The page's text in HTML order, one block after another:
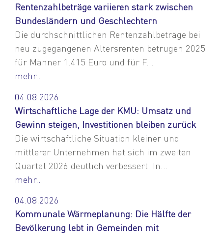
Rentenzahlbeträge variieren stark zwischen
Bundesländern und Geschlechtern
Die durchschnittlichen Rentenzahlbeträge bei
neu zugegangenen Altersrenten betrugen 2025
für Männer 1.415 Euro und für F...
mehr...
04.08.2026
Wirtschaftliche Lage der KMU: Umsatz und
Gewinn steigen, Investitionen bleiben zurück
Die wirtschaftliche Situation kleiner und
mittlerer Unternehmen hat sich im zweiten
Quartal 2026 deutlich verbessert. In...
mehr...
04.08.2026
Kommunale Wärmeplanung: Die Hälfte der
Bevölkerung lebt in Gemeinden mit